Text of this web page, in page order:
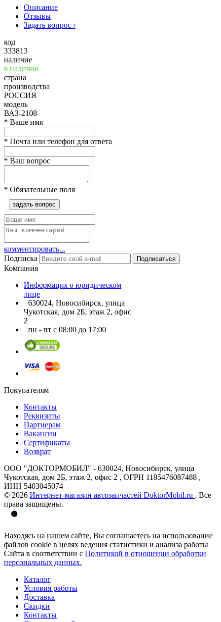
Описание
Отзывы
Задать вопрос ?
код
333813
наличие
в наличии
страна
производства
РОССИЯ
модель
ВАЗ-2108
* Ваше имя
* Почта или телефон для ответа
* Ваш вопрос
* Обязательные поля
задать вопрос
комментировать...
Подписка
Подписаться
Компания
Информация о юридическом
лице
630024, Новосибирск, улица
Чукотская, дом 2Б, этаж 2, офис
2
пн - пт с 08:00 до 17:00
Покупателям
Контакты
Реквизиты
Партнерам
Вакансии
Сертификаты
Возврат
ООО "ДОКТОРМОБИЛ" - 630024, Новосибирск, улица
Чукотская, дом 2Б, этаж 2, офис 2 , ОГРН 1185476087488 ,
ИНН 5403045074
© 2026 Интернет-магазин автозапчастей DoktorMobil.ru . Все
права защищены.
Находясь на нашем сайте, Вы соглашаетесь на использование
файлов cookie в целях ведения статистики и анализа работы
Сайта в соответствии с Политикой в отношении обработки
персональных данных.
Каталог
Условия работы
Доставка
Скидки
Контакты